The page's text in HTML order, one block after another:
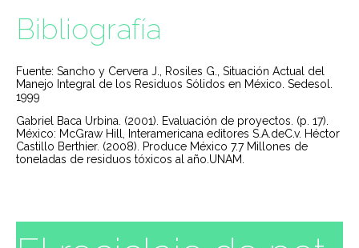
Bibliografía
Fuente: Sancho y Cervera J., Rosiles G., Situación Actual del
Manejo Integral de los Residuos Sólidos en México. Sedesol.
1999
Gabriel Baca Urbina. (2001). Evaluación de proyectos. (p. 17).
México: McGraw Hill, Interamericana editores S.A.deC.v. Héctor
Castillo Berthier. (2008). Produce México 7.7 Millones de
toneladas de residuos tóxicos al año.UNAM.